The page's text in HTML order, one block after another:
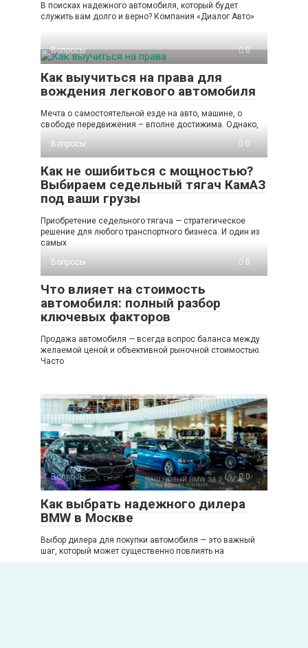
В поисках надежного автомобиля, который будет
служить вам долго и верно? Компания «Диалог Авто»
Вопросы 0
Как выучиться на права для
вождения легкового автомобиля
Мечта о самостоятельной езде на авто, машине, о
свободе передвижения – вполне достижима. Однако,
Вопросы
0
Как не ошибиться с мощностью?
Выбираем седельный тягач КамАЗ
под ваши грузы
Приобретение седельного тягача — стратегическое
решение для любого транспортного бизнеса. И один из
самых
Вопросы
0
Что влияет на стоимость
автомобиля: полный разбор
ключевых факторов
Продажа автомобиля — всегда вопрос баланса между
желаемой ценой и объективной рыночной стоимостью.
Часто
Вопросы 0
Как выбрать надежного дилера
BMW в Москве
Выбор дилера для покупки автомобиля — это важный
шаг, который может существенно повлиять на